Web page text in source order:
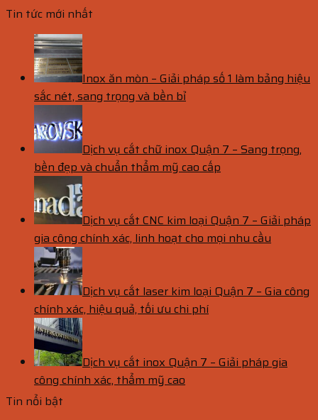
Tin tức mới nhất
Inox ăn mòn – Giải pháp số 1 làm bảng hiệu
sắc nét, sang trọng và bền bỉ
Dịch vụ cắt chữ inox Quận 7 – Sang trọng,
bền đẹp và chuẩn thẩm mỹ cao cấp
Dịch vụ cắt CNC kim loại Quận 7 – Giải pháp
gia công chính xác, linh hoạt cho mọi nhu cầu
Dịch vụ cắt laser kim loại Quận 7 – Gia công
chính xác, hiệu quả, tối ưu chi phí
Dịch vụ cắt inox Quận 7 – Giải pháp gia
công chính xác, thẩm mỹ cao
Tin nổi bật